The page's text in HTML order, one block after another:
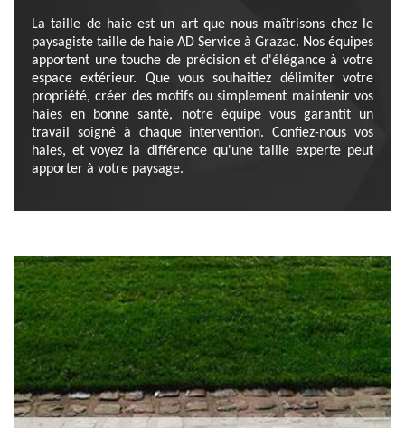
La taille de haie est un art que nous maîtrisons chez le
paysagiste taille de haie AD Service à Grazac. Nos équipes
apportent une touche de précision et d'élégance à votre
espace extérieur. Que vous souhaitiez délimiter votre
propriété, créer des motifs ou simplement maintenir vos
haies en bonne santé, notre équipe vous garantit un
travail soigné à chaque intervention. Confiez-nous vos
haies, et voyez la différence qu'une taille experte peut
apporter à votre paysage.